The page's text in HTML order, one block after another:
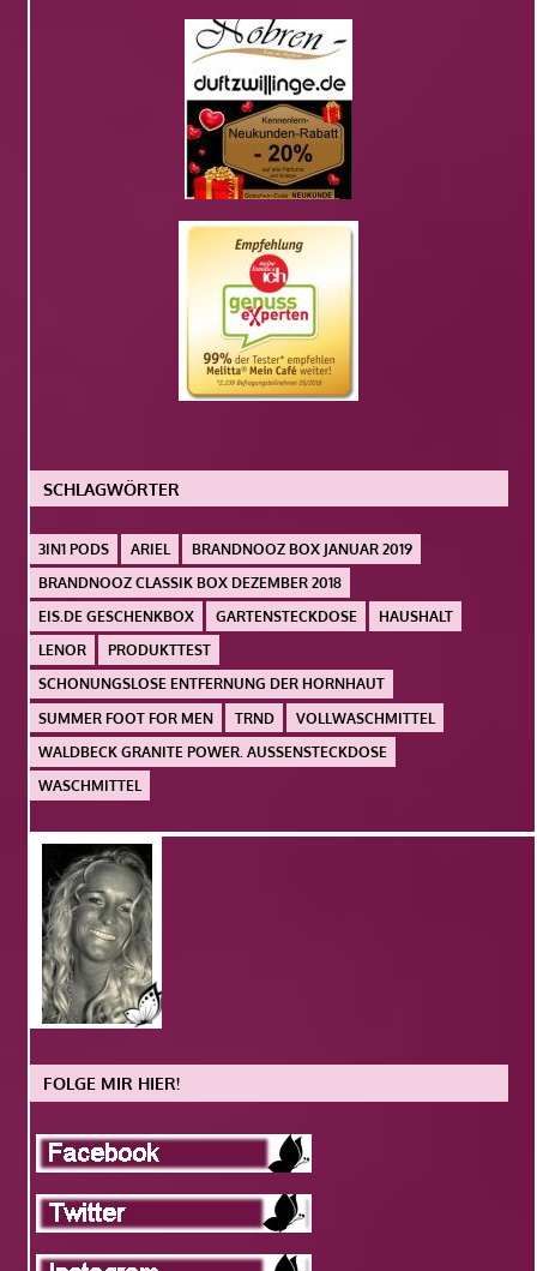
SCHLAGWÖRTER
3IN1 PODS ARIEL
BRANDNOOZ BOX JANUAR 2019
BRANDNOOZ CLASSIK BOX DEZEMBER 2018
EIS.DE GESCHENKBOX
GARTENSTECKDOSE
HAUSHALT
LENOR
PRODUKTTEST
SCHONUNGSLOSE ENTFERNUNG DER HORNHAUT
SUMMER FOOT FOR MEN
TRND
VOLLWASCHMITTEL
WALDBECK GRANITE POWER. AUSSENSTECKDOSE
WASCHMITTEL
FOLGE MIR HIER!